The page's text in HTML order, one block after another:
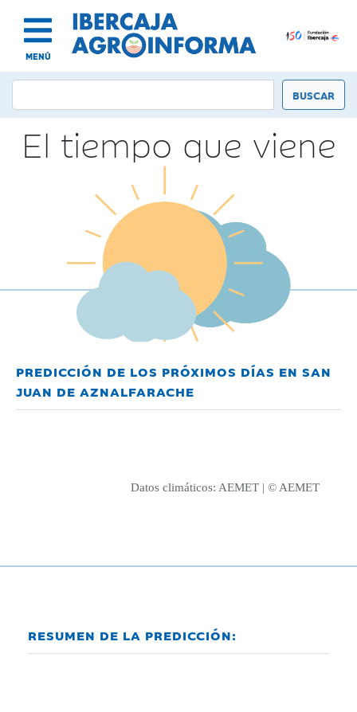
MENÚ
El tiempo que viene
PREDICCIÓN DE LOS PRÓXIMOS DÍAS EN SAN
JUAN DE AZNALFARACHE
Datos climáticos: AEMET | © AEMET
RESUMEN DE LA PREDICCIÓN: